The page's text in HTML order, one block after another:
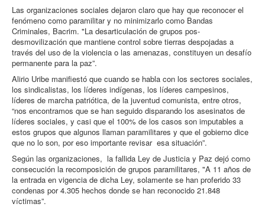
Las organizaciones sociales dejaron claro que hay que reconocer el
fenómeno como paramilitar y no minimizarlo como Bandas
Criminales, Bacrim. "La desarticulación de grupos pos-
desmovilización que mantiene control sobre tierras despojadas a
través del uso de la violencia o las amenazas, constituyen un desafío
permanente para la paz”.
Alirio Uribe manifiestó que cuando se habla con los sectores sociales,
los sindicalistas, los líderes indígenas, los líderes campesinos,
líderes de marcha patriótica, de la juventud comunista, entre otros,
“nos encontramos que se han seguido disparando los asesinatos de
líderes sociales, y casi que el 100% de los casos son imputables a
estos grupos que algunos llaman paramilitares y que el gobierno dice
que no lo son, por eso importante revisar esa situación”.
Según las organizaciones, la fallida Ley de Justicia y Paz dejó como
consecución la recomposición de grupos paramilitares, "A 11 años de
la entrada en vigencia de dicha Ley, solamente se han proferido 33
condenas por 4.305 hechos donde se han reconocido 21.848
víctimas”.